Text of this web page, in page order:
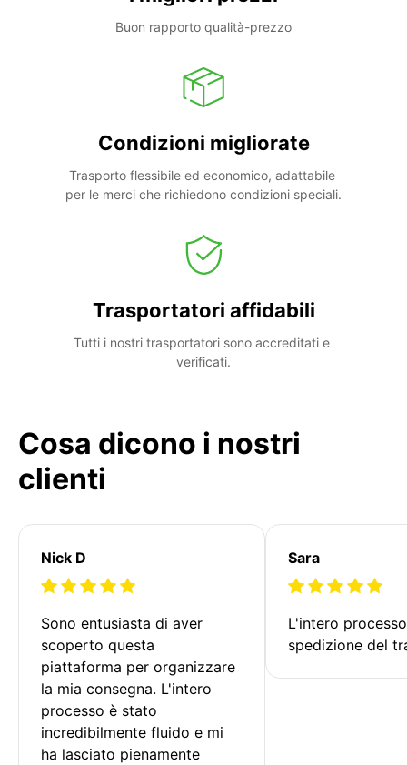
Buon rapporto qualità-prezzo
Condizioni migliorate
Trasporto flessibile ed economico, adattabile
per le merci che richiedono condizioni speciali.
Trasportatori affidabili
Tutti i nostri trasportatori sono accreditati e
verificati.
Cosa dicono i nostri
clienti
Nick D
Sono entusiasta di aver
scoperto questa
piattaforma per organizzare
la mia consegna. L'intero
processo è stato
incredibilmente fluido e mi
ha lasciato pienamente
Sara
L'intero
spedizione del